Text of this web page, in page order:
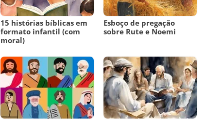
15 histórias bíblicas em
formato infantil (com
moral)
Esboço de pregação
sobre Rute e Noemi